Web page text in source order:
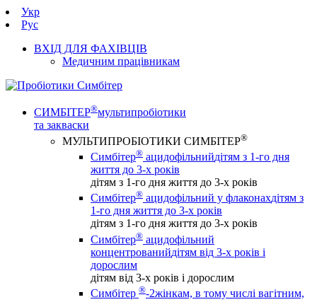
Укр
Рус
ВХІД ДЛЯ ФАХІВЦІВ
Медичним працівникам
СИМБІТЕР®мультипробіотики
та закваски
МУЛЬТИПРОБІОТИКИ СИМБІТЕР®
Симбітер® ацидофільнийдітям з 1-го дня
життя до 3-х років
дітям з 1-го дня життя до 3-х років
Симбітер® ацидофільний у флаконахдітям з
1-го дня життя до 3-х років
дітям з 1-го дня життя до 3-х років
Симбітер® ацидофільний
концентрованийдітям від 3-х років і
дорослим
дітям від 3-х років і дорослим
Симбітер ®-2жінкам, в тому числі вагітним,